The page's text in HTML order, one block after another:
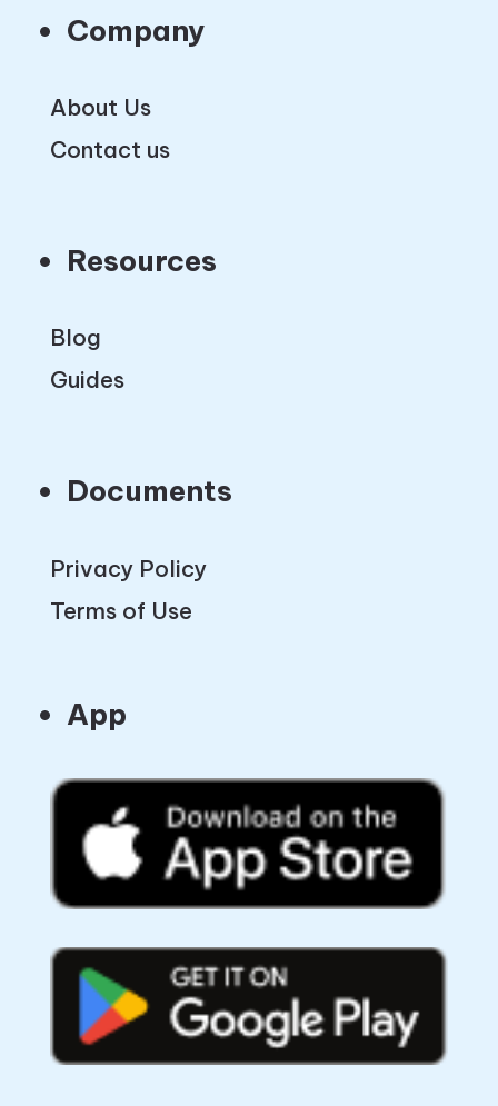
Company
About Us
Contact us
Resources
Blog
Guides
Documents
Privacy Policy
Terms of Use
App